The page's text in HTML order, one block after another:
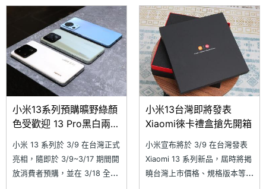
5G 直降 10,000 元，領券再省
500 元，優惠價只要 13,499
元，買再送 Xiaomi 行
選「允許」通知，我們就會發送
Xiaomi 13 系列最新價格及降價
優惠資訊搶先給你看，還不趕緊
訂閱起來！ 如何
小米13系列預購曠野綠顏
色受歡迎 13 Pro黑白兩色
小米 13 系列於 3/9 在台灣正式
亮相，隨即於 3/9~3/17 期間開
放消費者預購，並在 3/18 全通
小米13台灣即將發表
Xiaomi徠卡禮盒搶先開箱
小米宣布將於 3/9 在台灣發表
Xiaomi 13 系列新品，屆時將揭
曉台灣上市價格、規格版本等資